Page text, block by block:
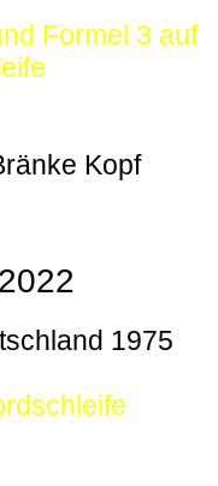
Formel 3 auf
Kopf
1975